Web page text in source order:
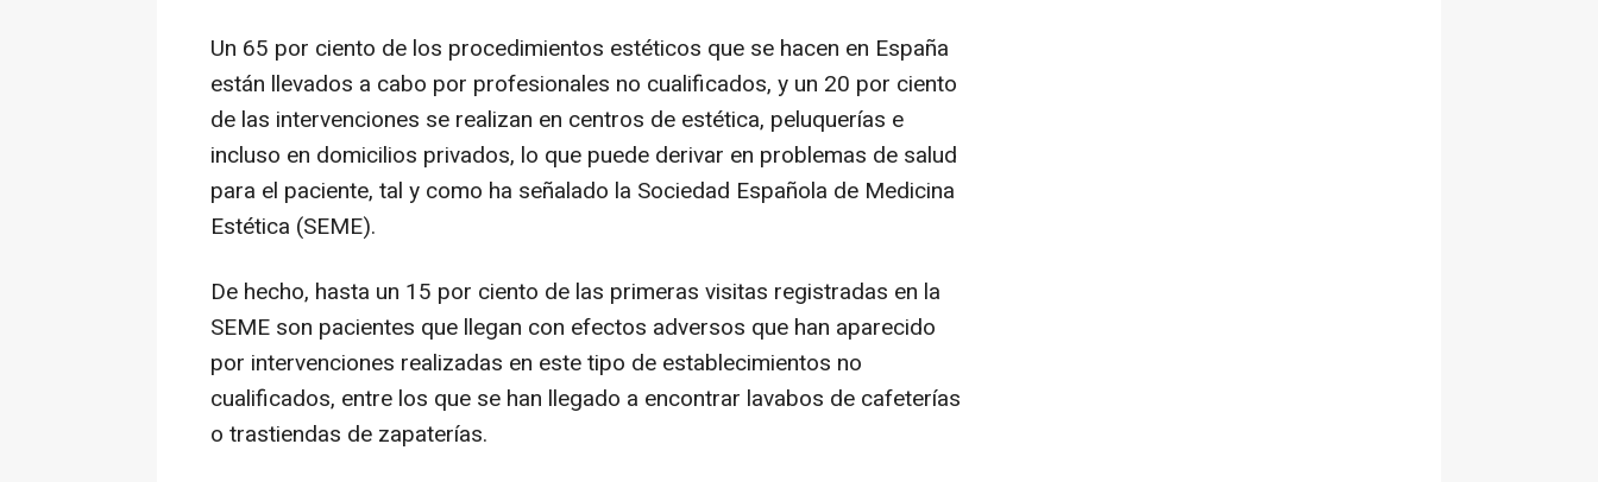
Un 65 por ciento de los procedimientos estéticos que se hacen en España
están llevados a cabo por profesionales no cualificados, y un 20 por ciento
de las intervenciones se realizan en centros de estética, peluquerías e
incluso en domicilios privados, lo que puede derivar en problemas de salud
para el paciente, tal y como ha señalado la Sociedad Española de Medicina
Estética (SEME).
De hecho, hasta un 15 por ciento de las primeras visitas registradas en la
SEME son pacientes que llegan con efectos adversos que han aparecido
por intervenciones realizadas en este tipo de establecimientos no
cualificados, entre los que se han llegado a encontrar lavabos de cafeterías
o trastiendas de zapaterías.